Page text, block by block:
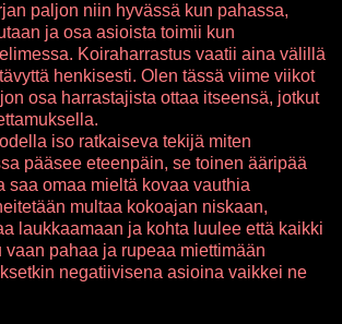
paljon niin hyvässä kun pahassa,
ja osa asioista toimii kun
Koiraharrastus vaatii aina välillä
henkisesti. Olen tässä viime viikot
osa harrastajista ottaa itseensä, jotkut
iso ratkaiseva tekijä miten
pääsee eteenpäin, se toinen ääripää
saa omaa mieltä kovaa vauthia
multaa kokoajan niskaan,
laukkaamaan ja kohta luulee että kaikki
pahaa ja rupeaa miettimään
negatiivisena asioina vaikkei ne